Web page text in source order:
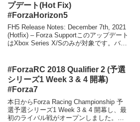
プデート(Hot Fix)
#ForzaHorizon5
FH5 Release Notes: December 7th, 2021
(Hotfix) – Forza Supportこのアップデート
はXbox Series X/Sのみが対象です。バー
#ForzaRC 2018 Qualifier 2 (予選
シリーズ1 Week 3 & 4 開幕)
#Forza7
本日からForza Racing Championship 予
選予選シリーズ1 Week 3 & 4 開幕し、最
初のライバル戦がオープンしました。